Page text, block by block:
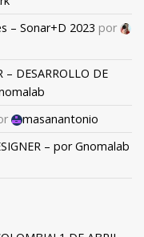
– Sonar+D 2023 por
– DESARROLLO DE
masanantonio
– por Gnomalab